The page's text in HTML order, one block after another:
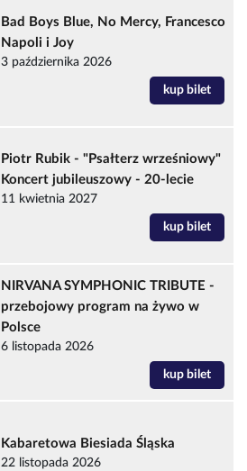
Bad Boys Blue, No Mercy, Francesco
Napoli i Joy
3 października 2026
kup bilet
Piotr Rubik - "Psałterz wrześniowy"
Koncert jubileuszowy - 20-lecie
11 kwietnia 2027
kup bilet
NIRVANA SYMPHONIC TRIBUTE -
przebojowy program na żywo w
Polsce
6 listopada 2026
kup bilet
Kabaretowa Biesiada Śląska
22 listopada 2026